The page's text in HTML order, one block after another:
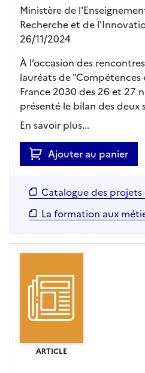
Ministère de
Recherche et de
26/11/2024
À l’occasion des
lauréats de "Compétences
France 2030 des 26 et 27
présenté le bilan des deux
En savoir plus...
Ajouter au panier
Catalogue des
La formation aux
ARTICLE